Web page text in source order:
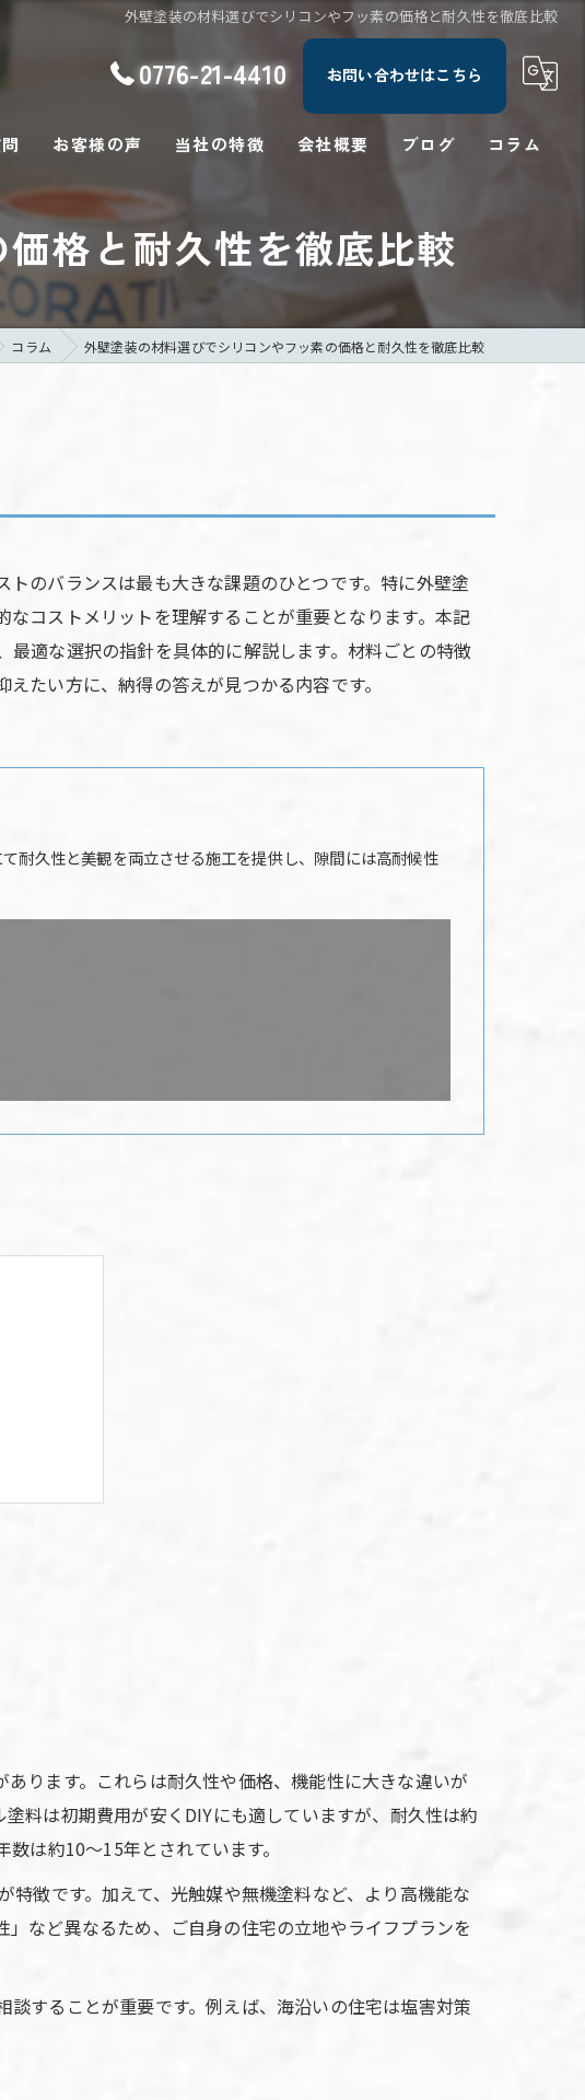
外壁塗装の材料選びでシリコンやフッ素の価格と耐久性を徹底比較
0776-21-4410 お問い合わせはこちら
お客様の声 当社の特徴
防水
修繕
会社概要 ブログ コラム
格と耐久性を徹底比較
コラム 外壁塗装の材料選びでシリコンやフッ素の価格と耐久性を徹底比較
のバランスは最も大きな課題のひとつです。特に外壁塗
コストメリットを理解することが重要となります。本記
適な選択の指針を具体的に解説します。材料ごとの特徴
たい方に、納得の答えが見つかる内容です。
耐久性と美観を両立させる施工を提供し、隙間には高耐候性
南
ント
ビュー
徴
ります。これらは耐久性や価格、機能性に大きな違いが
料は初期費用が安くDIYにも適していますが、耐久性は約
は約10〜15年とされています。
徴です。加えて、光触媒や無機塗料など、より高機能な
など異なるため、ご自身の住宅の立地やライフプランを
することが重要です。例えば、海沿いの住宅は塩害対策